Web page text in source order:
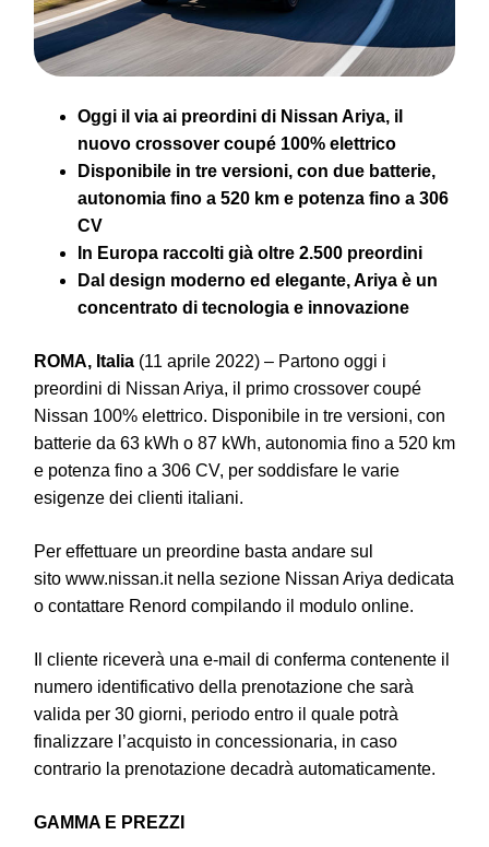
Oggi il via ai preordini di Nissan Ariya, il
nuovo crossover coupé 100% elettrico
Disponibile in tre versioni, con due batterie,
autonomia fino a 520 km e potenza fino a 306
CV
In Europa raccolti già oltre 2.500 preordini
Dal design moderno ed elegante, Ariya è un
concentrato di tecnologia e innovazione
ROMA, Italia (11 aprile 2022) – Partono oggi i
preordini di Nissan Ariya, il primo crossover coupé
Nissan 100% elettrico. Disponibile in tre versioni, con
batterie da 63 kWh o 87 kWh, autonomia fino a 520 km
e potenza fino a 306 CV, per soddisfare le varie
esigenze dei clienti italiani.
Per effettuare un preordine basta andare sul
sito www.nissan.itnella sezione Nissan Ariya dedicata
o contattare Renord compilando il modulo online.
Il cliente riceverà una e-mail di conferma contenente il
numero identificativo della prenotazione che sarà
valida per 30 giorni, periodo entro il quale potrà
finalizzare l’acquisto in concessionaria, in caso
contrario la prenotazione decadrà automaticamente.
GAMMA E PREZZI